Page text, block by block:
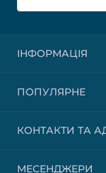
ІНФОРМАЦІЯ
ПОПУЛЯРНЕ
КОНТАКТИ ТА
МЕСЕНДЖЕРИ